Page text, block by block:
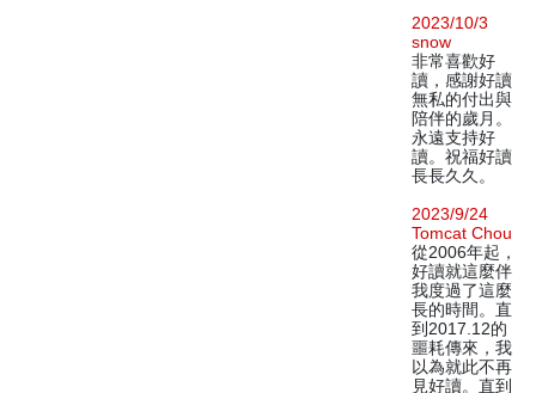
2023/10/3
snow
非常喜歡好
讀，感謝好讀
無私的付出與
陪伴的歲月。
永遠支持好
讀。祝福好讀
長長久久。
2023/9/24
Tomcat Chou
從2006年起，
好讀就這麼伴
我度過了這麼
長的時間。直
到2017.12的
噩耗傳來，我
以為就此不再
見好讀。直到